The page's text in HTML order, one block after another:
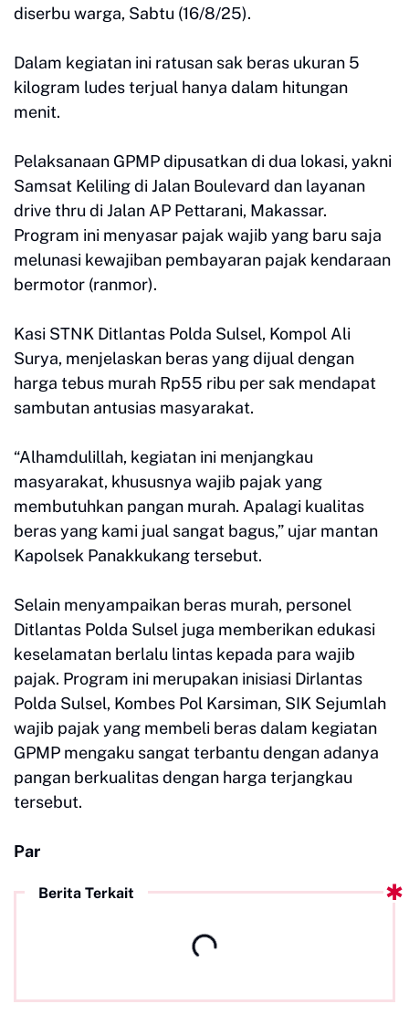
diserbu warga, Sabtu (16/8/25).
Dalam kegiatan ini ratusan sak beras ukuran 5
kilogram ludes terjual hanya dalam hitungan
menit.
Pelaksanaan GPMP dipusatkan di dua lokasi, yakni
Samsat Keliling di Jalan Boulevard dan layanan
drive thru di Jalan AP Pettarani, Makassar.
Program ini menyasar pajak wajib yang baru saja
melunasi kewajiban pembayaran pajak kendaraan
bermotor (ranmor).
Kasi STNK Ditlantas Polda Sulsel, Kompol Ali
Surya, menjelaskan beras yang dijual dengan
harga tebus murah Rp55 ribu per sak mendapat
sambutan antusias masyarakat.
“Alhamdulillah, kegiatan ini menjangkau
masyarakat, khususnya wajib pajak yang
membutuhkan pangan murah. Apalagi kualitas
beras yang kami jual sangat bagus,” ujar mantan
Kapolsek Panakkukang tersebut.
Selain menyampaikan beras murah, personel
Ditlantas Polda Sulsel juga memberikan edukasi
keselamatan berlalu lintas kepada para wajib
pajak. Program ini merupakan inisiasi Dirlantas
Polda Sulsel, Kombes Pol Karsiman, SIK Sejumlah
wajib pajak yang membeli beras dalam kegiatan
GPMP mengaku sangat terbantu dengan adanya
pangan berkualitas dengan harga terjangkau
tersebut.
Par
Berita Terkait